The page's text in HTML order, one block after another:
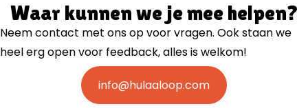
Waar kunnen we je mee helpen?
Neem contact met ons op voor vragen. Ook staan we
heel erg open voor feedback, alles is welkom!
info@hulaaloop.com